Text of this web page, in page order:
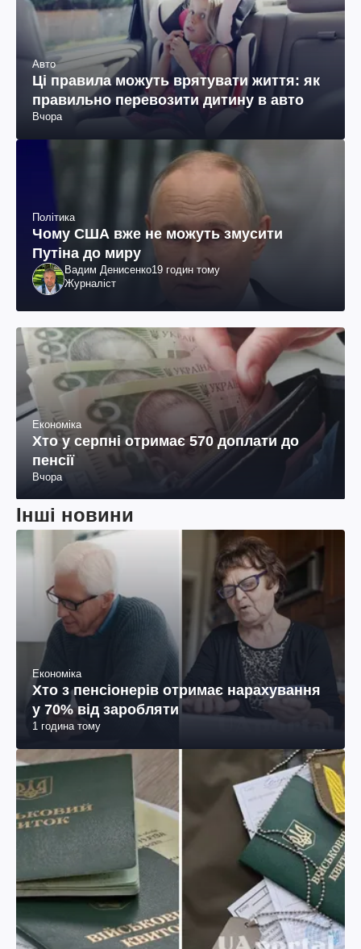
Авто
Ці правила можуть врятувати життя: як
правильно перевозити дитину в авто
Вчора
Політика
Чому США вже не можуть змусити
Путіна до миру
Вадим Денисенко19 годин тому
Журналіст
Економіка
Хто у серпні отримає 570 доплати до
пенсії
Вчора
Інші новини
Економіка
Хто з пенсіонерів отримає нарахування
у 70% від заробляти
1 година тому